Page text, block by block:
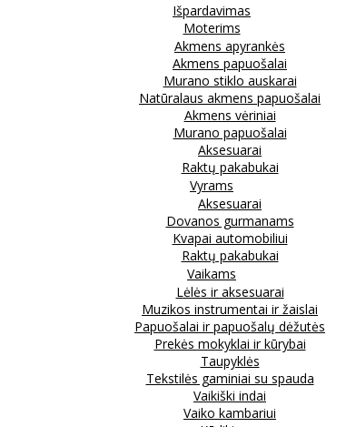
Išpardavimas
Moterims
Akmens apyrankės
Akmens papuošalai
Murano stiklo auskarai
Natūralaus akmens papuošalai
Akmens vėriniai
Murano papuošalai
Aksesuarai
Raktų pakabukai
Vyrams
Aksesuarai
Dovanos gurmanams
Kvapai automobiliui
Raktų pakabukai
Vaikams
Lėlės ir aksesuarai
Muzikos instrumentai ir žaislai
Papuošalai ir papuošalų dėžutės
Prekės mokyklai ir kūrybai
Taupyklės
Tekstilės gaminiai su spauda
Vaikiški indai
Vaiko kambariui